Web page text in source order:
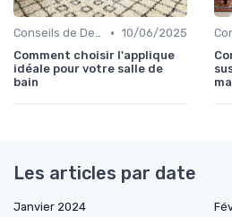
Conseils de Design d'Intérieur • 10/06/2025
Comment choisir l'applique
idéale pour votre salle de
bain
Les articles par date
Janvier 2024